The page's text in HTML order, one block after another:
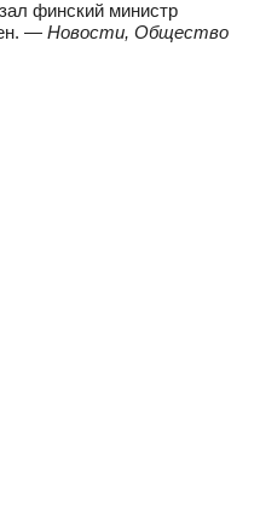
финский министр
— Новости, Общество